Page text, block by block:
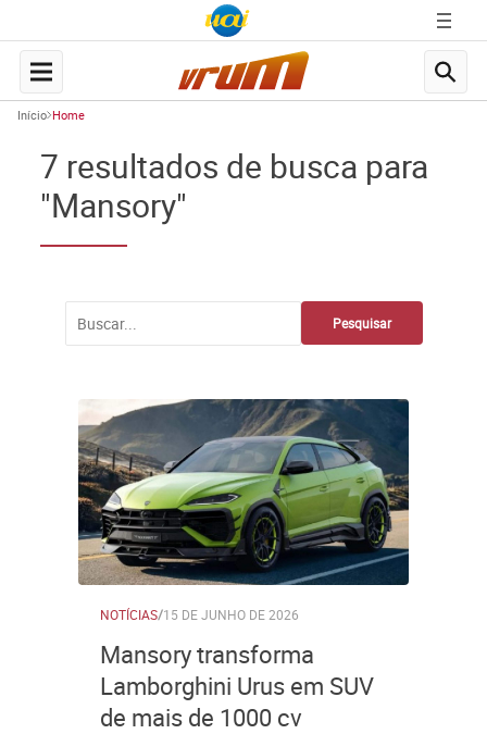
Início Home
7 resultados de busca para
"Mansory"
NOTÍCIAS/15 DE JUNHO DE 2026
Mansory transforma
Lamborghini Urus em SUV
de mais de 1000 cv